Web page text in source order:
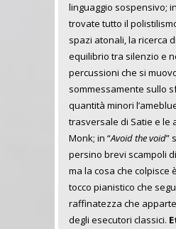
linguaggio sospensivo;
trovate tutto il
spazi atonali, la ricerca
equilibrio tra silenzio e
percussioni che si
sommessamente sullo
quantità minori
trasversale di Satie e le
Monk; in “Avoid the void”
persino brevi scampoli
ma la cosa che colpisce
tocco pianistico che
raffinatezza che
degli esecutori classici.